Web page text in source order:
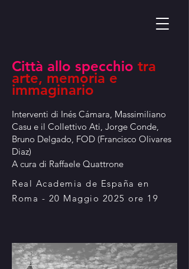
Città allo specchio tra
arte, memoria e
immaginario
Interventi di Inés Cámara, Massimiliano
Casu e il Collettivo Ati, Jorge Conde,
Bruno Delgado, FOD (Francisco Olivares
Diaz)
A cura di Raffaele Quattrone
Real Academia de España en
Roma - 20 Maggio 2025 ore 19